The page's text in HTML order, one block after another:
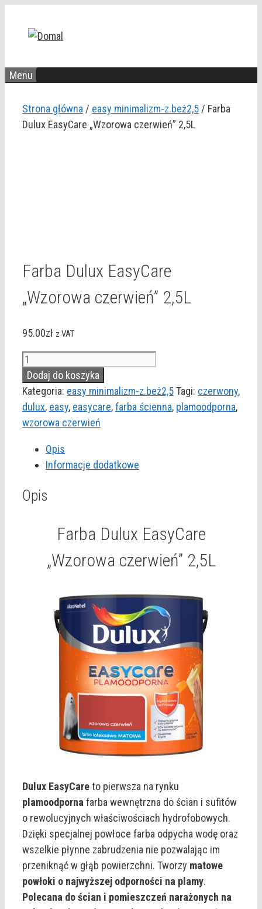
Menu
Strona główna / easy minimalizm-z.beż2,5 / Farba
Dulux EasyCare „Wzorowa czerwień” 2,5L
Farba Dulux EasyCare
„Wzorowa czerwień” 2,5L
95.00zł z VAT
ilość
Farba
Dulux
EasyCare
"Wzorowa
2,5L
Dodaj do koszyka
Kategoria: easy minimalizm-z.beż2,5Tagi: czerwony,
dulux, easy, easycare,farba ścienna, plamoodporna,
wzorowa czerwień
Opis
Informacje dodatkowe
Opis
Farba Dulux EasyCare
„Wzorowa czerwień” 2,5L
Dulux EasyCareto pierwsza na rynku
plamoodpornafarba wewnętrzna do ścian i sufitów
o rewolucyjnych właściwościach hydrofobowych.
Dzięki specjalnej powłoce farba odpycha wodę oraz
wszelkie płynne zabrudzenia nie pozwalając im
przeniknąć w głąb powierzchni. Tworzy matowe
powłoki o najwyższej odporności na plamy.
Polecana do ścian i pomieszczeń narażonych na